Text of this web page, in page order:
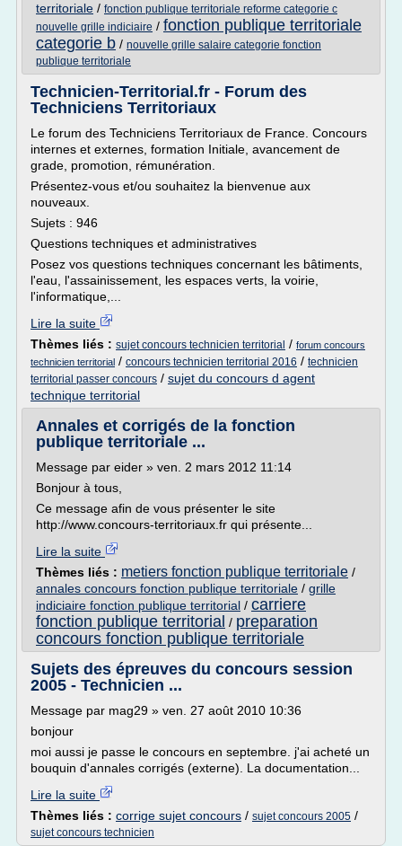
territoriale / fonction publique territoriale reforme categorie c
nouvelle grille indiciaire / fonction publique territoriale
categorie b / nouvelle grille salaire categorie fonction
publique territoriale
Technicien-Territorial.fr - Forum des
Techniciens Territoriaux
Le forum des Techniciens Territoriaux de France. Concours
internes et externes, formation Initiale, avancement de
grade, promotion, rémunération.
Présentez-vous et/ou souhaitez la bienvenue aux
nouveaux.
Sujets : 946
Questions techniques et administratives
Posez vos questions techniques concernant les bâtiments,
l'eau, l'assainissement, les espaces verts, la voirie,
l'informatique,...
Lire la suite
Thèmes liés : sujet concours technicien territorial / forum concours
technicien territorial / concours technicien territorial 2016 / technicien
territorial passer concours / sujet du concours d agent
technique territorial
Annales et corrigés de la fonction
publique territoriale ...
Message par eider » ven. 2 mars 2012 11:14
Bonjour à tous,
Ce message afin de vous présenter le site
http://www.concours-territoriaux.fr qui présente...
Lire la suite
Thèmes liés : metiers fonction publique territoriale /
annales concours fonction publique territoriale / grille
indiciaire fonction publique territorial / carriere
fonction publique territorial / preparation
concours fonction publique territoriale
Sujets des épreuves du concours session
2005 - Technicien ...
Message par mag29 » ven. 27 août 2010 10:36
bonjour
moi aussi je passe le concours en septembre. j'ai acheté un
bouquin d'annales corrigés (externe). La documentation...
Lire la suite
Thèmes liés : corrige sujet concours / sujet concours 2005 /
sujet concours technicien